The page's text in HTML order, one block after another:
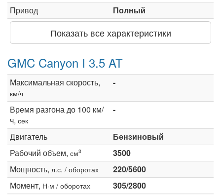
Привод
Полный
Показать все характеристики
GMC Canyon I 3.5 AT
Максимальная скорость,
км/ч
-
Время разгона до 100 км/
ч, сек
-
Двигатель
Бензиновый
Рабочий объем, см3
3500
Мощность, л.с. / оборотах
220/5600
Момент, Н·м / оборотах 305/2800